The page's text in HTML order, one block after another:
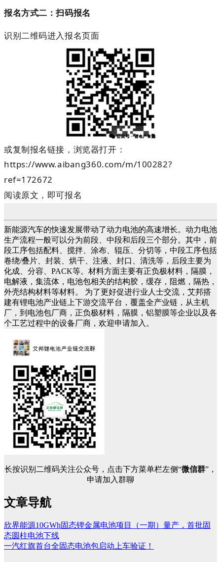
报名方式二：扫码报名
识别二维码进入报名页面
或复制报名链接，浏览器打开：
https://www.aibang360.com/m/100282?
ref=172672
阅读原文，即可报名
新能源汽车的快速发展带动了动力电池的高速增长。动力电池
生产流程一般可以分为前段、中段和后段三个部分。其中，前
段工序包括配料、搅拌、涂布、辊压、分切等，中段工序包括
卷绕/叠片、封装、烘干、注液、封口、清洗等，后段主要为
化成、分容、PACK等。材料方面主要有正负极材料，隔膜，
电解液，集流体，电池包相关的结构胶，缓存，阻燃，隔热，
外壳结构材料等材料。 为了更好促进行业人士交流，艾邦搭
建有锂电池产业链上下游交流平台，覆盖全产业链，从主机
厂，到电池包厂商，正负极材料，隔膜，铝塑膜等企业以及各
个工艺过程中的设备厂商，欢迎申请加入。
长按识别二维码关注公众号，点击下方菜单栏左侧“微信群”，
申请加入群聊
文章导航
欣界能源10GWh固态锂金属电池项目（一期）量产，首批固
态圆柱电池下线
一汽红旗首台全固态电池包启动上车验证！